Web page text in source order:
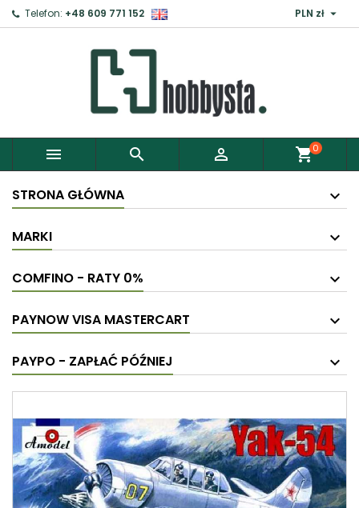
Telefon: +48 609 771 152 PLN zł 
   shopping_cart0
STRONA GŁÓWNA
MARKI
COMFINO - RATY 0%
PAYNOW VISA MASTERCART
PAYPO - ZAPŁAĆ PÓŹNIEJ